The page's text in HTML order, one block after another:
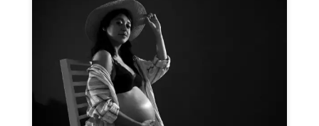
Creamos un ambiente de sombras y luces para darle
misterio y elegancia a la llegada de Julieta, sesión de
estudio en casa. Noviembre 2020, Puerto Morelos,
Quintana Roo. Todas las fotografías, vídeos,
ilustraciones y creaciones artísticas son obra autora de
Casa Productora Ich Peek´® así como propiedad de
cada uno […]